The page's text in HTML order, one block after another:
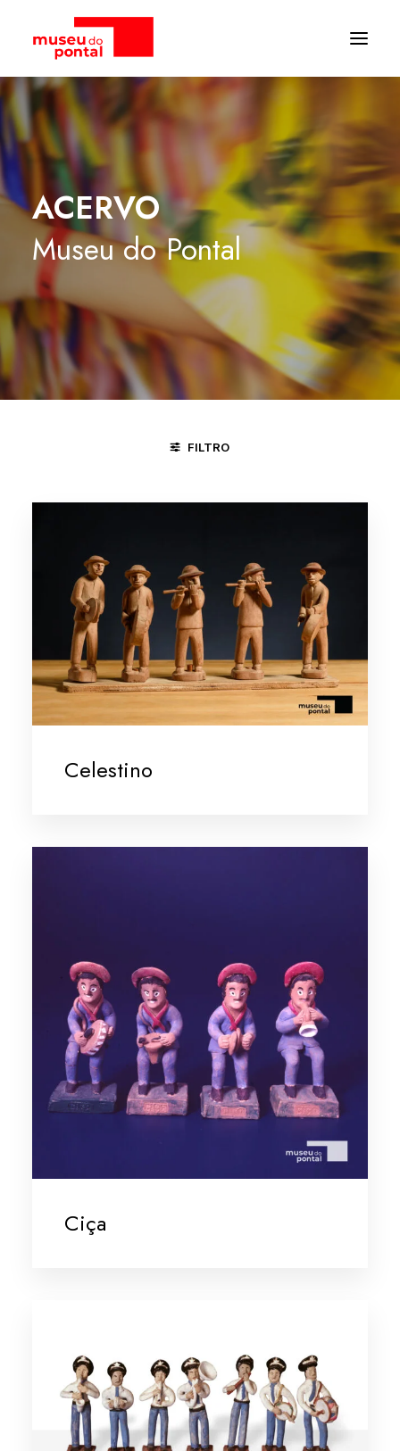
ACERVO
Museu do Pontal
FILTRO
Celestino
Ciça